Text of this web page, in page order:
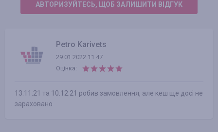
АВТОРИЗУЙТЕСЬ, ЩОБ ЗАЛИШИТИ ВІДГУК
Petro Karivets
29.01.2022 11:47
Оцінка:
13.11.21 та 10.12.21 робив замовлення, але кеш ще досі не
зараховано